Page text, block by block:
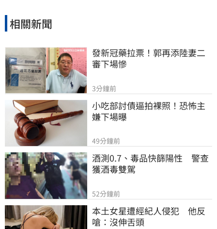
相關新聞
發新冠藥拉票！郭再添陸妻二
審下場慘
3分鐘前
小吃部討債逼拍裸照！恐怖主
嫌下場曝
49分鐘前
酒測0.7、毒品快篩陽性　警查
獲酒毒雙駕
52分鐘前
本土女星遭經紀人侵犯　他反
嗆：沒伸舌頭